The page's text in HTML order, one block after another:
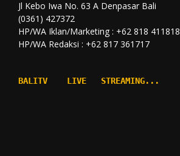
Jl Kebo Iwa No. 63 A Denpasar Bali
(0361) 427372
HP/WA Iklan/Marketing : +62 818 411818
HP/WA Redaksi : +62 817 361717
BALITV    LIVE   STREAMING...